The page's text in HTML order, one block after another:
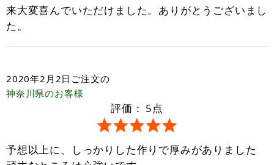
来大変喜んでいただけました。ありがとうございまし
た。
2020年2月2日 ご注文の
神奈川県のお客様
評価： 5点
予想以上に、しっかりした作りで厚みがありました